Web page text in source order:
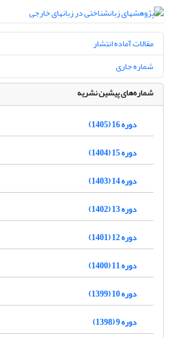
مقالات آماده انتشار
شماره جاری
شماره‌های پیشین نشریه
دوره 16 (1405)
دوره 15 (1404)
دوره 14 (1403)
دوره 13 (1402)
دوره 12 (1401)
دوره 11 (1400)
دوره 10 (1399)
دوره 9 (1398)